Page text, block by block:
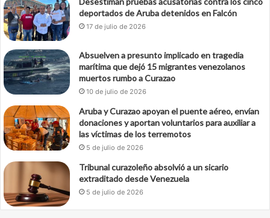
deportados de Aruba detenidos en Falcón
17 de julio de 2026
Absuelven a presunto implicado en tragedia
marítima que dejó 15 migrantes venezolanos
muertos rumbo a Curazao
10 de julio de 2026
Aruba y Curazao apoyan el puente aéreo, envían
donaciones y aportan voluntarios para auxiliar a
las víctimas de los terremotos
5 de julio de 2026
Tribunal curazoleño absolvió a un sicario
extraditado desde Venezuela
5 de julio de 2026